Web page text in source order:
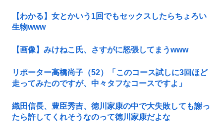
【わかる】女とかいう1回でもセックスしたらちょろい
生物www
【画像】みけねこ氏、さすがに怒張してまうwww
リポーター高橋尚子（52）「このコース試しに3回ほど
走ってみたのですが、中々タフなコースですよ」
織田信長、豊臣秀吉、徳川家康の中で大失敗しても謝っ
たら許してくれそうなのって徳川家康だよな